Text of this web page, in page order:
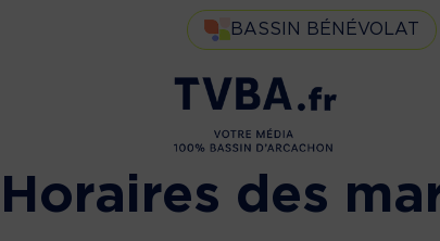
BASSIN BÉNÉVOLAT
Horaires des